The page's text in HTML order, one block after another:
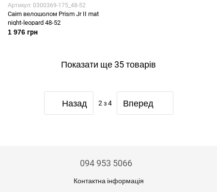
Артикул: 0300369-175_48-52
Cairn велошолом Prism Jr II mat
night-leopard 48-52
1 976 грн
Показати ще 35 товарів
Назад 2 з 4 Вперед
094 953 5066
Контактна інформація